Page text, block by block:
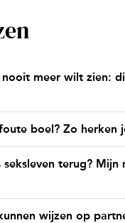
meer wilt zien:
boel? Zo herken
terug? Mijn
wijzen op